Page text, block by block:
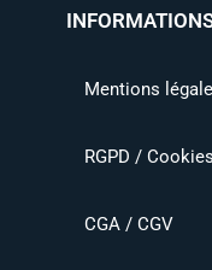
Mentions
RGPD / Cookies
CGA / CGV